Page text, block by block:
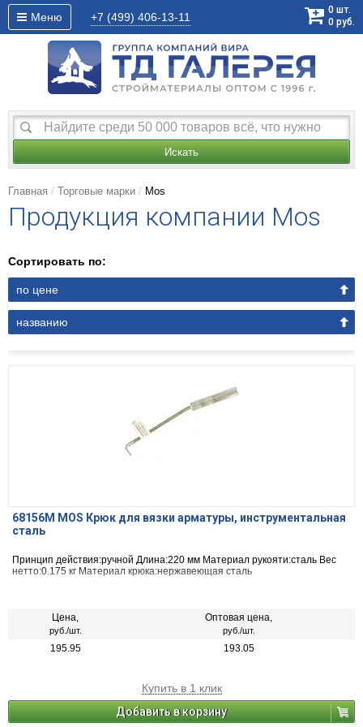
Меню +7 (499) 406-13-11
0 шт.
0 руб.
Искать
Главная Торговые марки Mos
Продукция компании Mos
Сортировать по:
по цене
названию
68156М MOS Крюк для вязки арматуры, инструментальная
сталь
Принцип действия:ручной Длина:220 мм Материал рукояти:сталь Вес
нетто:0.175 кг Материал крюка:нержавеющая сталь
Цена,
руб./шт.
Оптовая цена,
руб./шт.
195.95 193.05
Купить в 1 клик
Добавить в корзину